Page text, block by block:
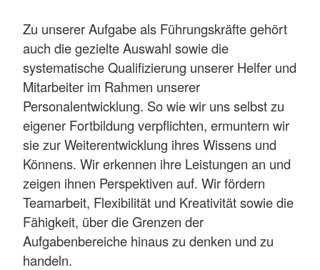
Zu unserer Aufgabe als Führungskräfte gehört
auch die gezielte Auswahl sowie die
systematische Qualifizierung unserer Helfer und
Mitarbeiter im Rahmen unserer
Personalentwicklung. So wie wir uns selbst zu
eigener Fortbildung verpflichten, ermuntern wir
sie zur Weiterentwicklung ihres Wissens und
Könnens. Wir erkennen ihre Leistungen an und
zeigen ihnen Perspektiven auf. Wir fördern
Teamarbeit, Flexibilität und Kreativität sowie die
Fähigkeit, über die Grenzen der
Aufgabenbereiche hinaus zu denken und zu
handeln.